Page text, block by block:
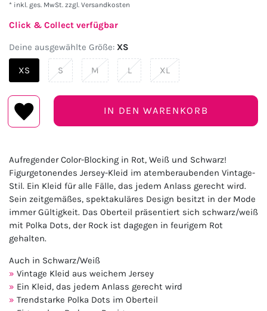
* inkl. ges. MwSt. zzgl. Versandkosten
Click & Collect verfügbar
Deine ausgewählte Größe: XS
XS S M L XL
IN DEN WARENKORB
Aufregender Color-Blocking in Rot, Weiß und Schwarz!
Figurgetonendes Jersey-Kleid im atemberaubenden Vintage-
Stil. Ein Kleid für alle Fälle, das jedem Anlass gerecht wird.
Sein zeitgemäßes, spektakuläres Design besitzt in der Mode
immer Gültigkeit. Das Oberteil präsentiert sich schwarz/weiß
mit Polka Dots, der Rock ist dagegen in feurigem Rot
gehalten.
Auch in Schwarz/Weiß
Vintage Kleid aus weichem Jersey
Ein Kleid, das jedem Anlass gerecht wird
Trendstarke Polka Dots im Oberteil